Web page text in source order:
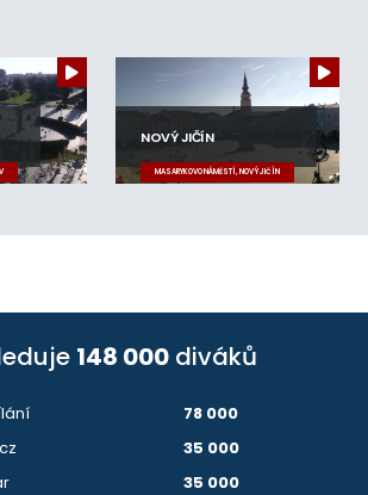
NOVÝ JIČÍN
MASARYKOVO NÁMĚSTÍ, NOVÝ JIČÍN
148 000 diváků
78 000
35 000
35 000